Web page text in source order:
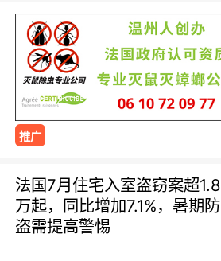
推广
法国7月住宅入室盗窃案超1.8
万起，同比增加7.1%，暑期防
盗需提高警惕